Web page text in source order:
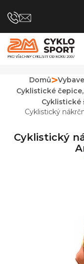
na
Domů
Cyklistické
Cyklistické
Cyklistický
Cyklistický